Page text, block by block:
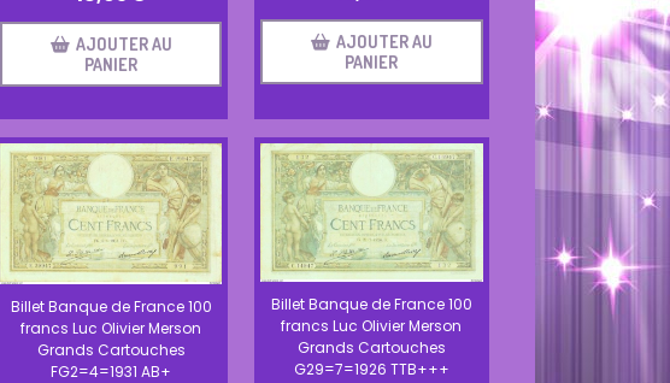
AJOUTER AU
PANIER
AJOUTER AU
PANIER
Billet Banque de France 100
francs Luc Olivier Merson
Grands Cartouches
FG2=4=1931 AB+
Billet Banque de France 100
francs Luc Olivier Merson
Grands Cartouches
G29=7=1926 TTB+++